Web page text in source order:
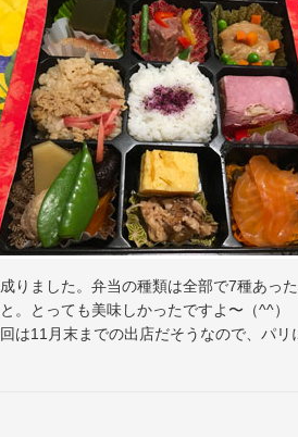
りました。弁当の種類は全部で7種あっ
。とっても美味しかったですよ〜（^^）
は11月末までの出店だそうなので、パリ